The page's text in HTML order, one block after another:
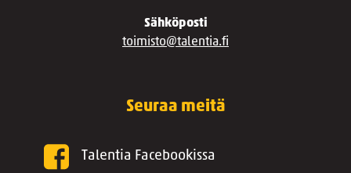
Sähköposti
toimisto@talentia.fi
Seuraa meitä
Talentia Facebookissa